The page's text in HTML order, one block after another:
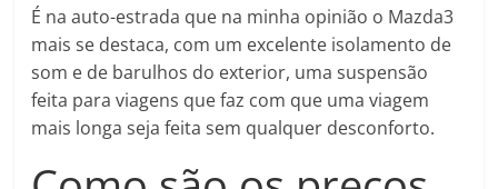
É na auto-estrada que na minha opinião o Mazda3
mais se destaca, com um excelente isolamento de
som e de barulhos do exterior, uma suspensão
feita para viagens que faz com que uma viagem
mais longa seja feita sem qualquer desconforto.